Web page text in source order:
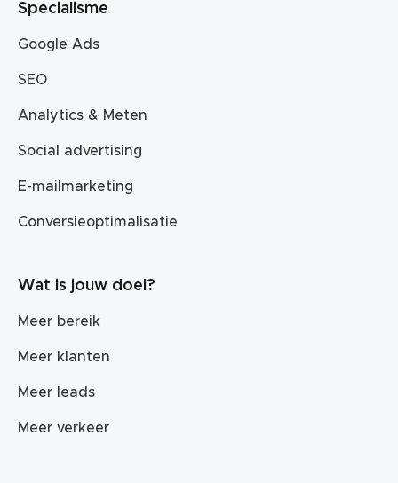
Specialisme
Google Ads
SEO
Analytics & Meten
Social advertising
E-mailmarketing
Conversieoptimalisatie
Wat is jouw doel?
Meer bereik
Meer klanten
Meer leads
Meer verkeer